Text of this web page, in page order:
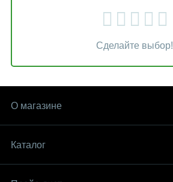
Сделайте выбор!
О магазине
Каталог